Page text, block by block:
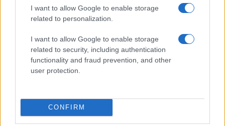
I want to allow Google to enable storage
related to personalization.
I want to allow Google to enable storage
related to security, including authentication
functionality and fraud prevention, and other
user protection.
CONFIRM